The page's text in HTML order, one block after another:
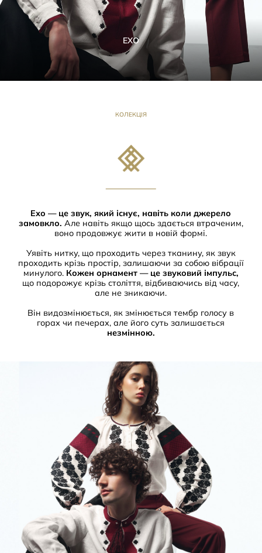
ЕХО
КОЛЕКЦІЯ
Ехо — це звук, який існує, навіть коли джерело
замовкло. Але навіть якщо щось здається втраченим,
воно продовжує жити в новій формі.
Уявіть нитку, що проходить через тканину, як звук
проходить крізь простір, залишаючи за собою вібрації
минулого.Кожен орнамент — це звуковий імпульс,
що подорожує крізь століття, відбиваючись від часу,
але не зникаючи.
Він видозмінюється, як змінюється тембр голосу в
горах чи печерах, але його суть залишається
незмінною.